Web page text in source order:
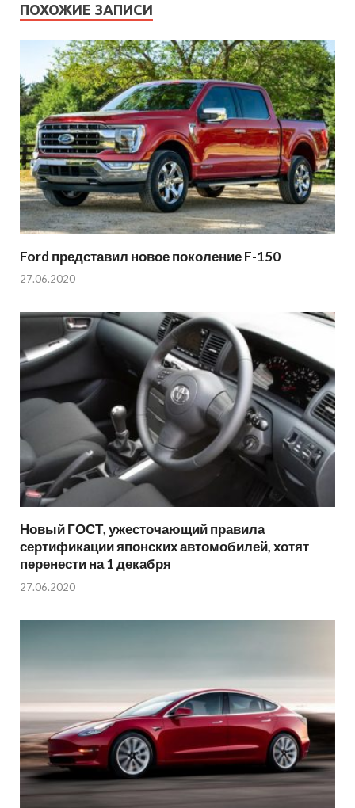
ПОХОЖИЕ ЗАПИСИ
Ford представил новое поколение F-150
27.06.2020
Новый ГОСТ, ужесточающий правила
сертификации японских автомобилей, хотят
перенести на 1 декабря
27.06.2020